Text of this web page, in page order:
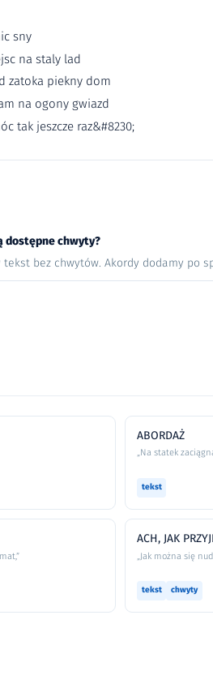
sny
na staly lad
zatoka piekny dom
na ogony gwiazd
tak jeszcze raz&#8230;
dostępne chwyty?
bez chwytów. Akordy dodamy po
ABORDAŻ
„Na statek
tekst
ACH, JAK
„Jak można się
tekst chwyty